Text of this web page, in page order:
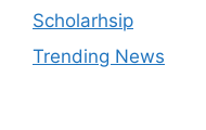
Scholarhsip
Trending News